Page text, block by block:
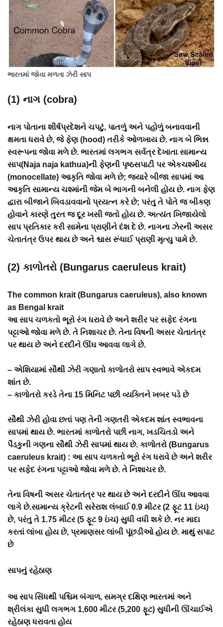
ભારતમાં જોવા મળતા ઝેરી સાપ
(1) નાગ (cobra)
નાગ પોતાના શીર્ષપ્રદેશને ચપટું, પાતળું અને પહોળું બનાવવાની
ક્ષમતા ધરાવે છે, જે ફેણ (hood) તરીકે ઓળખાય છે. નાગ બે ભિન્ન
સ્વરૂપના જોવા મળે છે. ભારતમાં લગભગ સર્વત્ર દેખાતા સામાન્ય
સાપ(Naja naja kathua)ની ફેણની પૃષ્ઠસપાટી પર એકચશ્મીય
(monocellate) આકૃતિ જોવા મળે છે; જ્યારે બીજા સાપમાં આ
આકૃતિ સામાન્ય ચશ્માંની જેમ બે ભાગની બનેલી હોય છે. નાગ ફેણ
દ્વારા બીજાને બિવડાવવાનો પ્રયત્ન કરે છે; પરંતુ તે પોતે જ બીકણ
હોવાને કારણે તુરત જ દૂર ખસી જતો હોય છે. અત્યંત ખિજાયેલો
સાપ પ્રતિકાર કરી સામેના પ્રાણીને દંશ દે છે. નાગના ઝેરની અસર
ચેતાતંત્ર ઉપર થાય છે અને શ્ચાસ રૂંધાઈ પ્રાણી મૃત્યુ પામે છે.
(2) કાળોતરો (Bungarus caeruleus krait)
The common krait (Bungarus caeruleus), also known
as Bengal krait
આ સાપ ચળકતો ભૂરો રંગ ધરાવે છે અને શરીર પર સફેદ રંગના
પટ્ટાઓ જોવા મળે છે. તે નિશાચર છે. તેના વિષની અસર ચેતાતંત્ર
પર થાય છે અને દરદીને ઊંઘ આવવા લાગે છે.
– એશિયામાં સૌથી ઝેરી ગણાતો કાળોતરો સાપ સ્વભાવે એકદમ
શાંત છે.
– કાળોતરો કરડે તેના 15 મિનિટ પછી વ્યક્તિને ખબર પડે છે
સૌથી ઝેરી હોવા છતાં પણ તેની ગણતરી એકદમ શાંત સ્વભાવના
સાપમાં થાય છે. ભારતમાં કાળોતરો પછી નાગ, ખડચિતડો અને
પૈડકુની ગણના સૌથી ઝેરી સાપમાં થાય છે. કાળોતરો (Bungarus
caeruleus krait) : આ સાપ ચળકતો ભૂરો રંગ ધરાવે છે અને શરીર
પર સફેદ રંગના પટ્ટાઓ જોવા મળે છે. તે નિશાચર છે.
તેના વિષની અસર ચેતાતંત્ર પર થાય છે અને દરદીને ઊંઘ આવવા
લાગે છે.સામાન્ય ક્રેટની સરેરાશ લંબાઈ 0.9 મીટર (2 ફૂટ 11 ઇંચ)
છે, પરંતુ તે 1.75 મીટર (5 ફૂટ 9 ઇંચ) સુધી વધી શકે છે. નર માદા
કરતાં લાંબા હોય છે, પ્રમાણસર લાંબી પૂંછડીઓ હોય છે. માથું સપાટ
છે
સાપનું રહેઠાણ
આ સાપ સિંધથી પશ્ચિમ બંગાળ, સમગ્ર દક્ષિણ ભારતમાં અને
શ્રીલંકા સુધી લગભગ 1,600 મીટર (5,200 ફૂટ) સુધીની ઊંચાઈએ
રહેઠાણ ધરાવતા હોય